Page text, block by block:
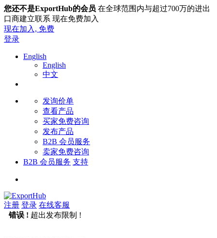
您还不是ExportHub的会员 在全球范围内与超过700万的进出
口商建立联系 现在免费加入
现在加入, 免费
登录
English
English
中文
发询价单
查看产品
买家免费咨询
发布产品
B2B 会员服务
卖家免费咨询
B2B 会员服务 支持
注册 登录 在线客服
错误 ! 超出发布限制 !